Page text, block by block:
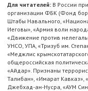
Для читателей: В России
организации ФБК (Фонд
Штабы Навального,
Иеговы», «Армия воли
«Движение против
УНСО, УПА, «Тризуб им.
«Меджлис
общероссийская
«Айдар». Признаны
Талибан», «Имарат Кавказ»,
Джебхад-ан-Нусра, «АУМ